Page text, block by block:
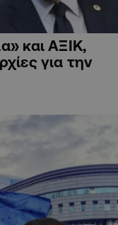
και ΑΞΙΚ,
για την